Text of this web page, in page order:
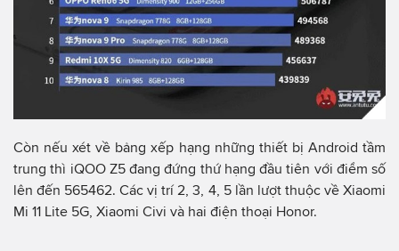
Còn nếu xét về bảng xếp hạng những thiết bị Android tầm
trung thì iQOO Z5 đang đứng thứ hạng đầu tiên với điểm số
lên đến 565462. Các vị trí 2, 3, 4, 5 lần lượt thuộc về Xiaomi
Mi 11 Lite 5G, Xiaomi Civi và hai điện thoại Honor.